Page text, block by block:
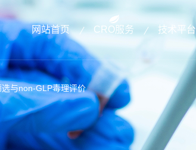
网站首页 CRO服务 技术平台
选与non-GLP毒理评价